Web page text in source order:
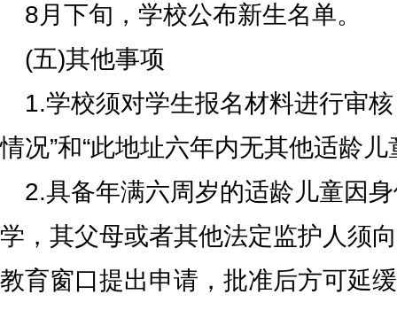
8月下旬，学校公布新生名单。
(五)其他事项
1.学校须对学生报名材料进行审
情况”和“此地址六年内无其他适龄
2.具备年满六周岁的适龄儿童因
学，其父母或者其他法定监护人须
教育窗口提出申请，批准后方可延